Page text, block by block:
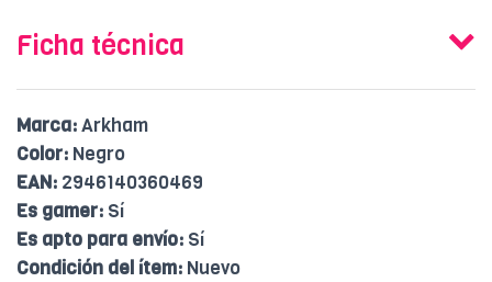
Ficha técnica
Marca:Arkham
Color: Negro
EAN: 2946140360469
Es gamer: Sí
Es apto para envío: Sí
Condición del ítem: Nuevo